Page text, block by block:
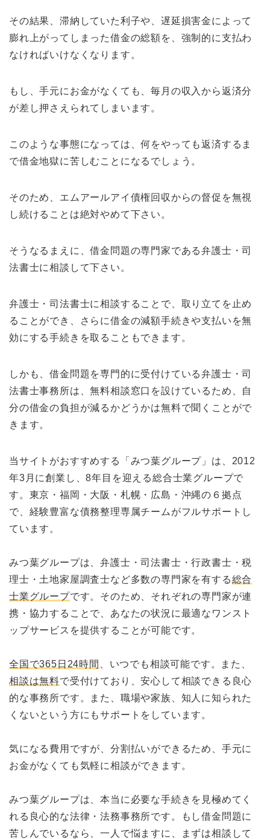
その結果、滞納していた利子や、遅延損害金によって
膨れ上がってしまった借金の総額を、強制的に支払わ
なければいけなくなります。
もし、手元にお金がなくても、毎月の収入から返済分
が差し押さえられてしまいます。
このような事態になっては、何をやっても返済するま
で借金地獄に苦しむことになるでしょう。
そのため、エムアールアイ債権回収からの督促を無視
し続けることは絶対やめて下さい。
そうなるまえに、借金問題の専門家である弁護士・司
法書士に相談して下さい。
弁護士・司法書士に相談することで、取り立てを止め
ることができ、さらに借金の減額手続きや支払いを無
効にする手続きを取ることもできます。
しかも、借金問題を専門的に受付けている弁護士・司
法書士事務所は、無料相談窓口を設けているため、自
分の借金の負担が減るかどうかは無料で聞くことがで
きます。
当サイトがおすすめする「みつ葉グループ」は、2012
年3月に創業し、8年目を迎える総合士業グループで
す。東京・福岡・大阪・札幌・広島・沖縄の６拠点
で、経験豊富な債務整理専属チームがフルサポートし
ています。
みつ葉グループは、弁護士・司法書士・行政書士・税
理士・土地家屋調査士など多数の専門家を有する総合
士業グループです。そのため、それぞれの専門家が連
携・協力することで、あなたの状況に最適なワンスト
ップサービスを提供することが可能です。
全国で365日24時間
、いつでも相談可能です。また、
相談は無料で受付けており、安心して相談できる良心
的な事務所です。また、職場や家族、知人に知られた
くないという方にもサポートをしています。
気になる費用ですが、分割払いができるため、手元に
お金がなくても気軽に相談ができます。
みつ葉グループは、本当に必要な手続きを見極めてく
れる良心的な法律・法務事務所です。もし借金問題に
苦しんでいるなら、一人で悩ますに、まずは相談して